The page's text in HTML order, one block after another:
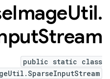
ImageUtil.
Stream
public static class